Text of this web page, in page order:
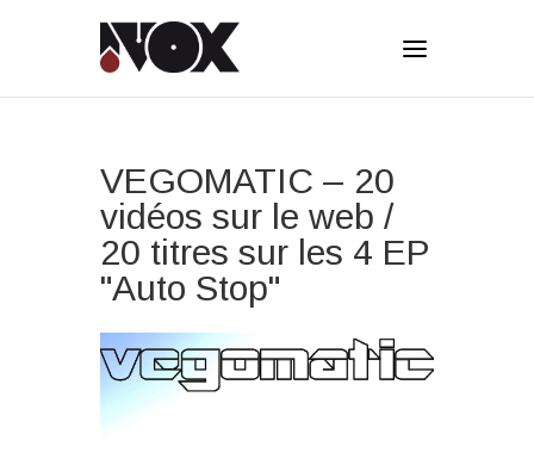
VEGOMATIC – 20
vidéos sur le web /
20 titres sur les 4 EP
"Auto Stop"